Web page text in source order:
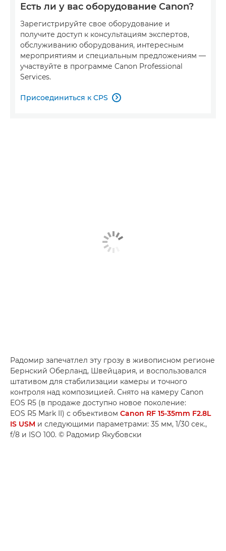
Есть ли у вас оборудование Canon?
Зарегистрируйте свое оборудование и
получите доступ к консультациям экспертов,
обслуживанию оборудования, интересным
мероприятиям и специальным предложениям —
участвуйте в программе Canon Professional
Services.
Присоединиться к CPS 
Радомир запечатлел эту грозу в живописном регионе
Бернский Оберланд, Швейцария, и воспользовался
штативом для стабилизации камеры и точного
контроля над композицией. Снято на камеру Canon
EOS R5 (в продаже доступно новое поколение:
EOS R5 Mark II) с объективом Canon RF 15-35mm F2.8L
IS USM и следующими параметрами: 35 мм, 1/30 сек.,
f/8 и ISO 100. © Радомир Якубовски